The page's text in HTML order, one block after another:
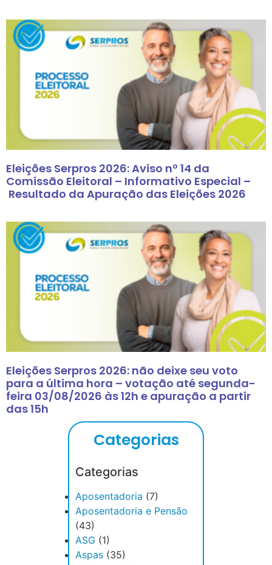
Eleições Serpros 2026: Aviso nº 14 da
Comissão Eleitoral – Informativo Especial –
Resultado da Apuração das Eleições 2026
Eleições Serpros 2026: não deixe seu voto
para a última hora – votação até segunda-
feira 03/08/2026 às 12h e apuração a partir
das 15h
Categorias
Categorias
Aposentadoria (7)
Aposentadoria e Pensão
(43)
ASG (1)
Aspas (35)